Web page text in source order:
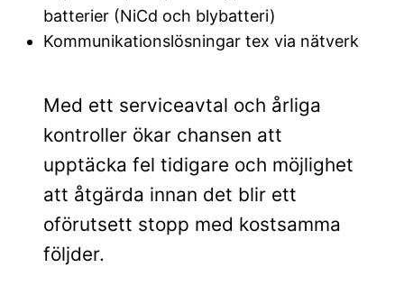
batterier (NiCd och blybatteri)
Kommunikationslösningar tex via nätverk
Med ett serviceavtal och årliga
kontroller ökar chansen att
upptäcka fel tidigare och möjlighet
att åtgärda innan det blir ett
oförutsett stopp med kostsamma
följder.